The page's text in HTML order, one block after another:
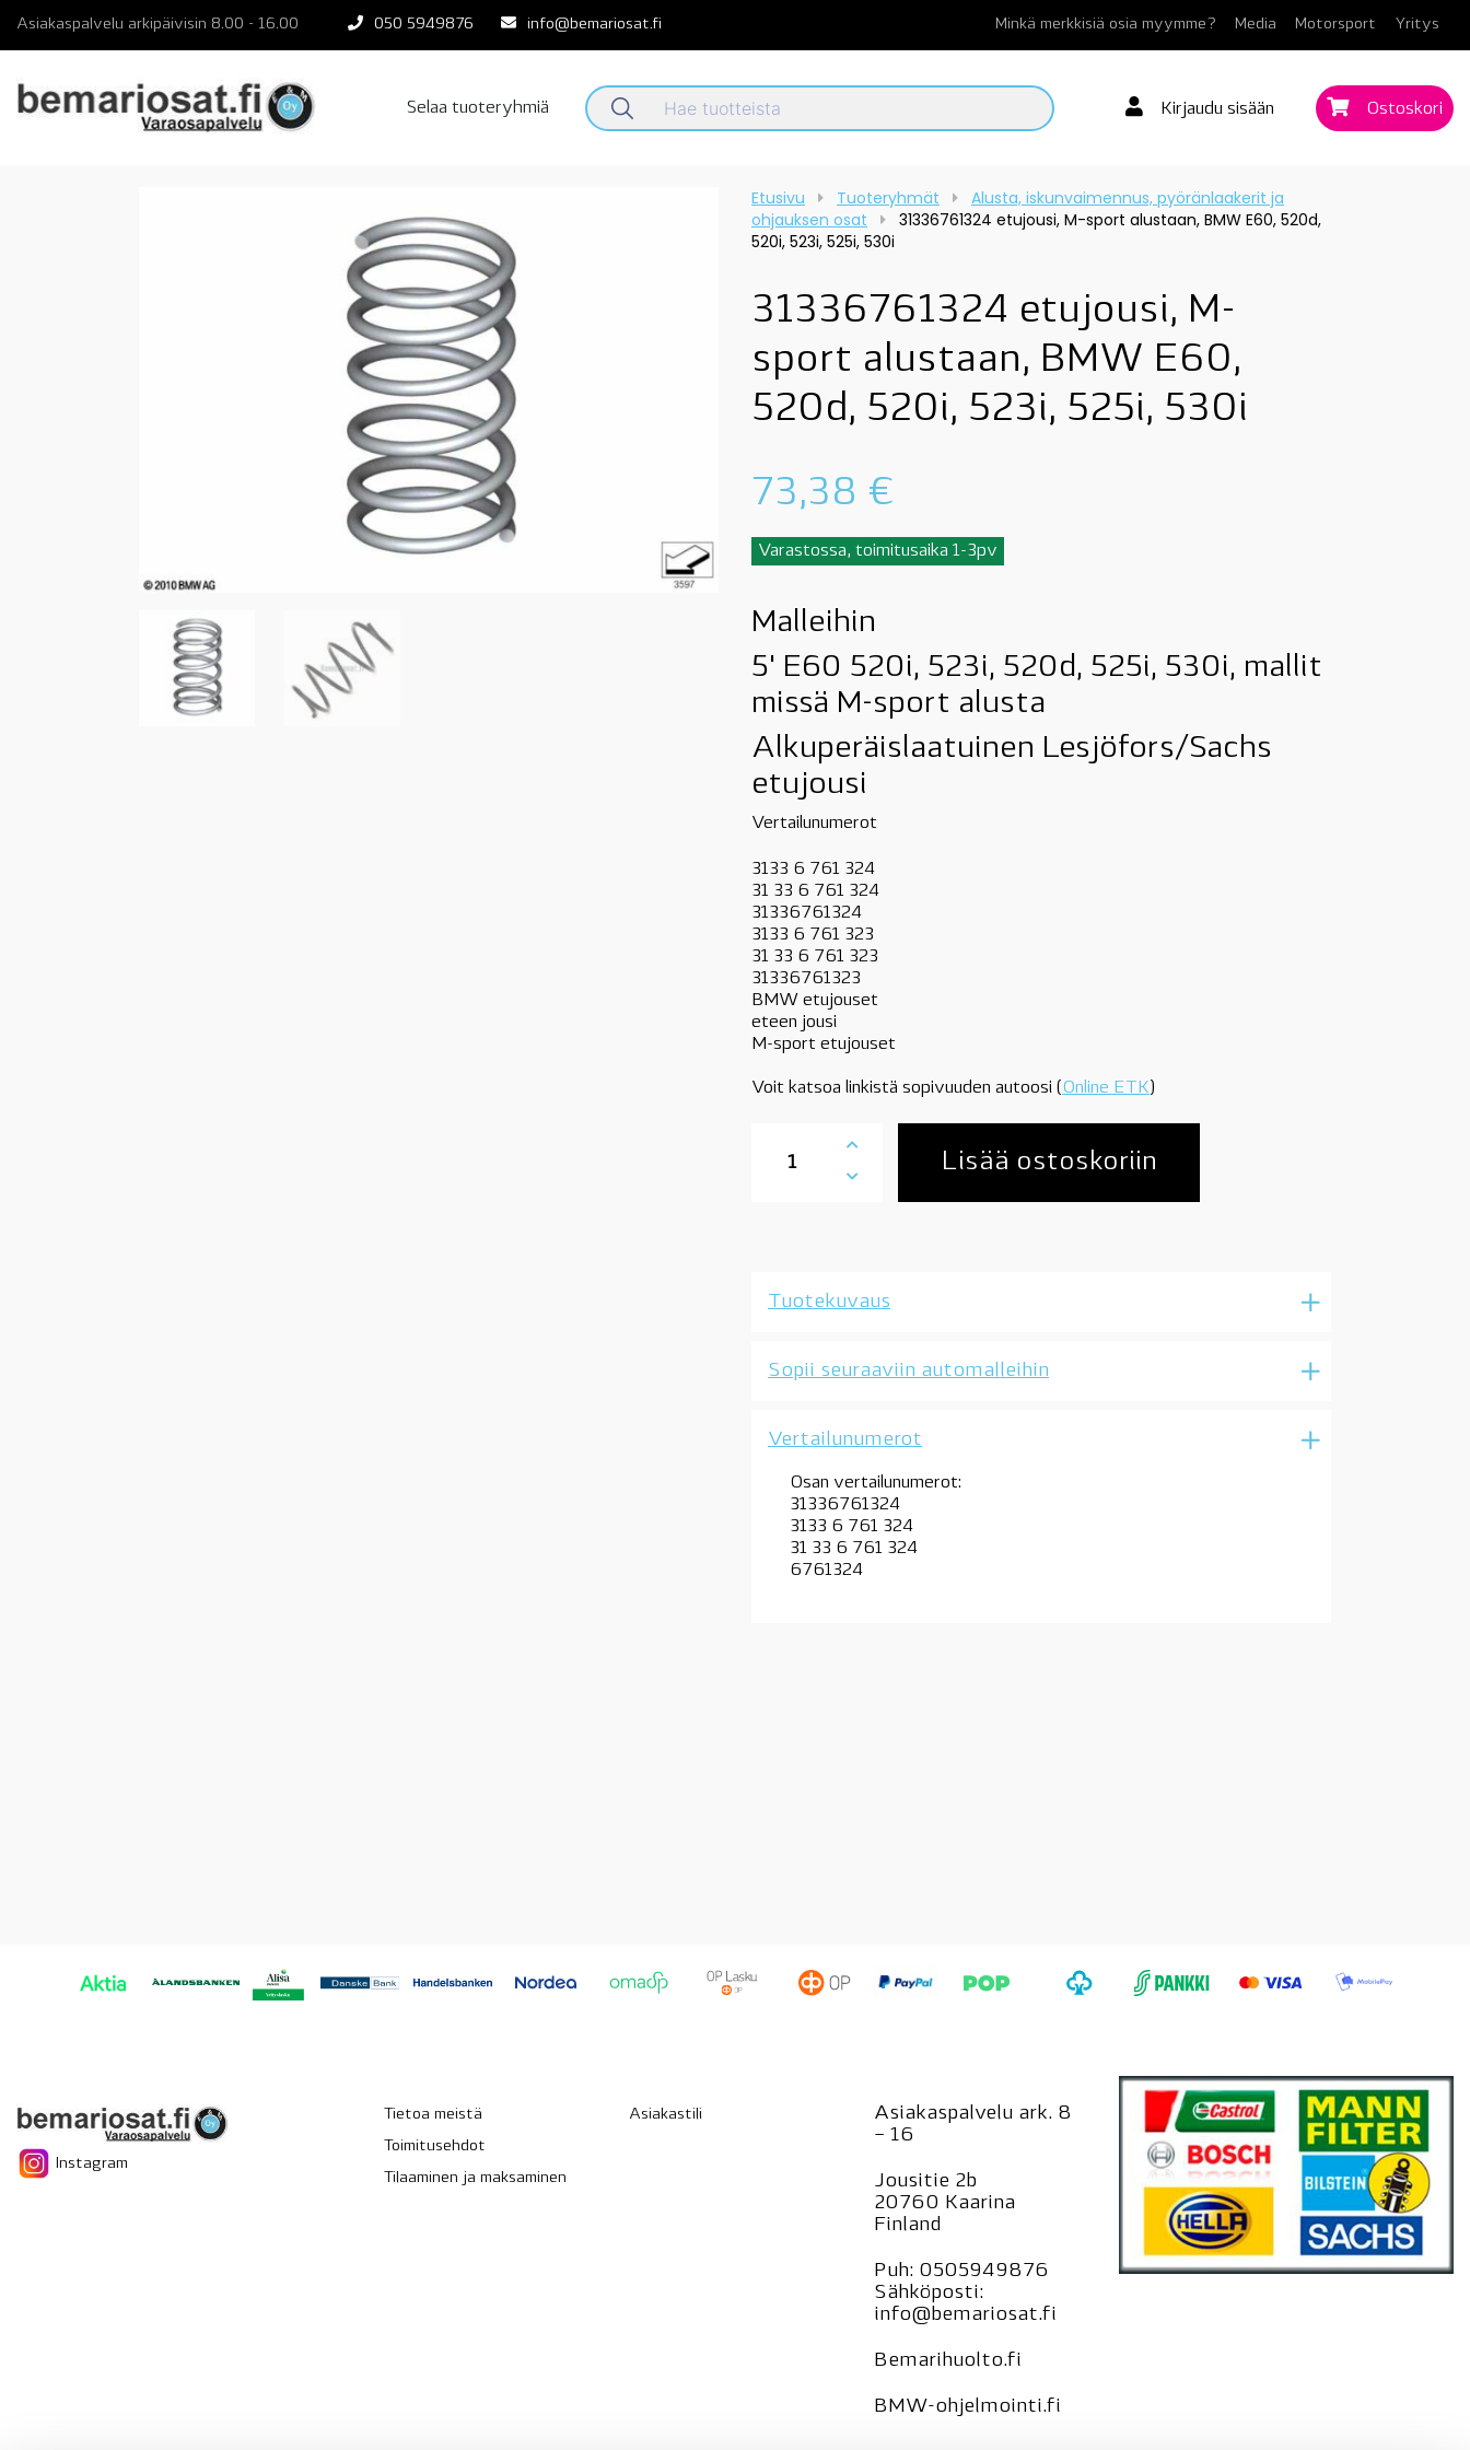
content
Asiakaspalvelu arkipäivisin 8.00 - 16.00 050 5949876 info@bemariosat.fi Minkä merkkisiä osia myymme? Media Motorsport Yritys
Selaa tuoteryhmiä Kirjaudu sisään Ostoskori
Etusivu Tuoteryhmät
Alusta, iskunvaimennus, pyöränlaakerit ja
ohjauksen osat
31336761324 etujousi, M-sport alustaan, BMW E60, 520d,
520i, 523i, 525i, 530i
31336761324 etujousi, M-
sport alustaan, BMW E60,
520d, 520i, 523i, 525i, 530i
73,38 €
Varastossa, toimitusaika 1-3pv
Malleihin
5' E60 520i, 523i, 520d, 525i, 530i, mallit
missä M-sport alusta
Alkuperäislaatuinen Lesjöfors/Sachs
etujousi
Vertailunumerot
3133 6 761 324
31 33 6 761 324
31336761324
3133 6 761 323
31 33 6 761 323
31336761323
BMW etujouset
eteen jousi
M-sport etujouset
Voit katsoa linkistä sopivuuden autoosi (Online ETK)
etujousi,
520i,
530i
Lisää ostoskoriin
Tuotekuvaus
Sopii seuraaviin automalleihin
Vertailunumerot
Osan vertailunumerot:
31336761324
3133 6 761 324
31 33 6 761 324
6761324
Instagram
Tietoa meistä
Toimitusehdot
Tilaaminen ja maksaminen
Asiakastili
Asiakaspalvelu ark. 8
– 16
Jousitie 2b
20760 Kaarina
Finland
Puh: 0505949876
Sähköposti:
info@bemariosat.fi
Bemarihuolto.fi
BMW-ohjelmointi.fi